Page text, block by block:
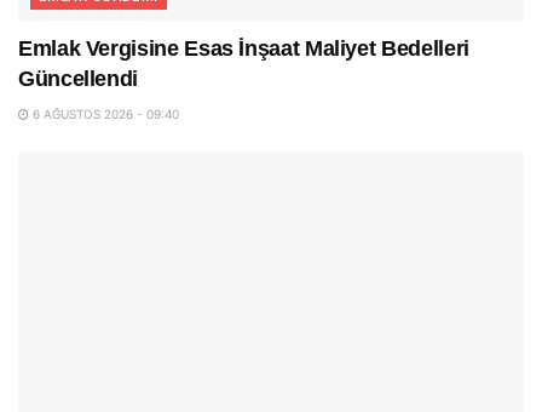
Emlak Vergisine Esas İnşaat Maliyet Bedelleri
Güncellendi
6 AĞUSTOS 2026 - 09:40